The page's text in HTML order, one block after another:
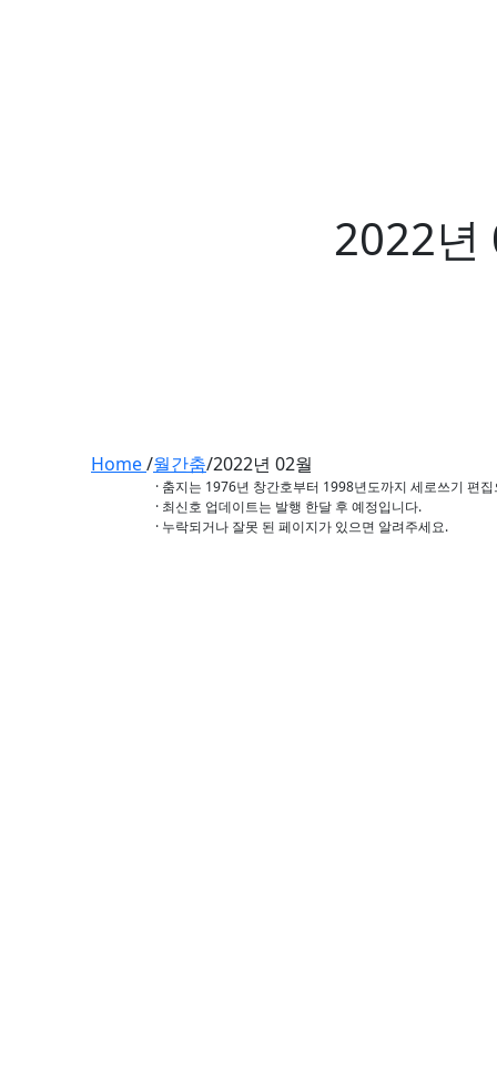
2022년
Home/월간춤/2022년 02월
· 춤지는 1976년 창간호부터 1998년도까지 세로쓰기 편
· 최신호 업데이트는 발행 한달 후 예정입니다.
· 누락되거나 잘못 된 페이지가 있으면 알려주세요.